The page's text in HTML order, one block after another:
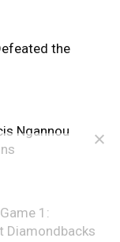
the
Ngannou
1:
Diamondbacks